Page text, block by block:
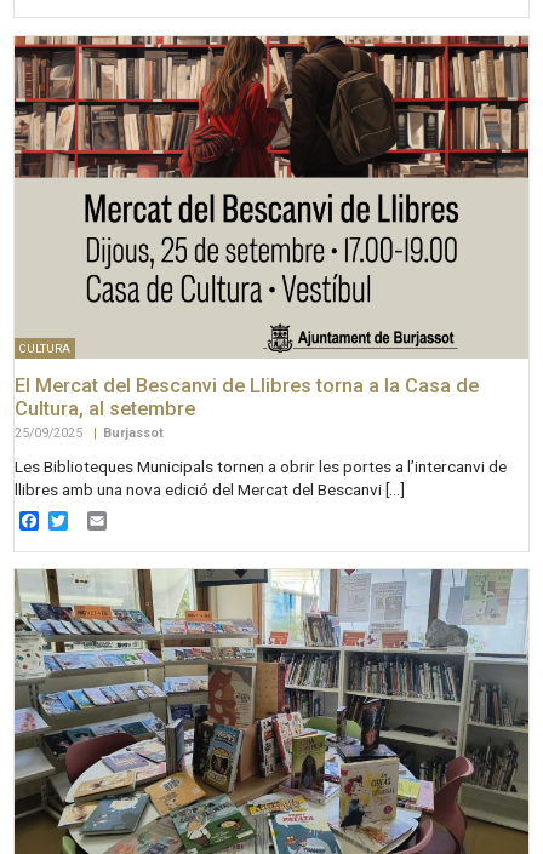
CULTURA
El Mercat del Bescanvi de Llibres torna a la Casa de
Cultura, al setembre
25/09/2025 Burjassot
Les Biblioteques Municipals tornen a obrir les portes a l’intercanvi de
llibres amb una nova edició del Mercat del Bescanvi […]
Facebook
Twitter